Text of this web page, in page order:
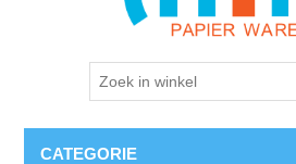
CATEGORIE